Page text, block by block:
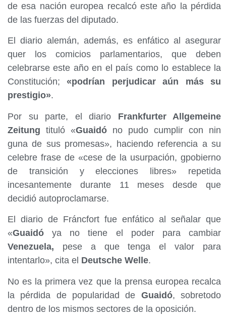
de esa nación europea recalcó este año la pérdida
de las fuerzas del diputado.
El diario alemán, además, es enfático al asegurar
quer los comicios parlamentarios, que deben
celebrarse este año en el país como lo establece la
Constitución; «podrían perjudicar aún más su
prestigio».
Por su parte, el diario Frankfurter Allgemeine
Zeitung tituló «Guaidó no pudo cumplir con nin
guna de sus promesas», haciendo referencia a su
celebre frase de «cese de la usurpación, gpobierno
de transición y elecciones libres» repetida
incesantemente durante 11 meses desde que
decidió autoproclamarse.
El diario de Fráncfort fue enfático al señalar que
«Guaidó ya no tiene el poder para cambiar
Venezuela, pese a que tenga el valor para
intentarlo», cita el Deutsche Welle.
No es la primera vez que la prensa europea recalca
la pérdida de popularidad de Guaidó, sobretodo
dentro de los mismos sectores de la oposición.